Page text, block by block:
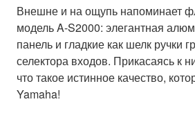
Внешне и на ощупь напоминает
модель A-S2000: элегантная
панель и гладкие как шелк ручки
селектора входов. Прикасаясь к
что такое истинное качество,
Yamaha!